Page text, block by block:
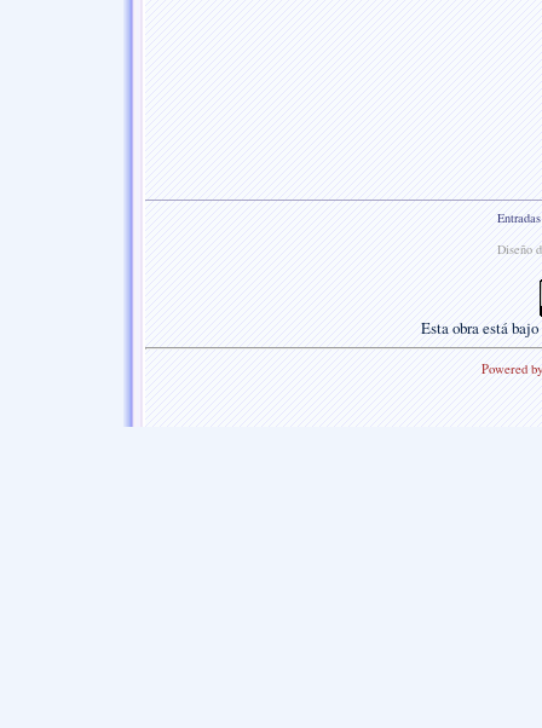
Diseño
Estaobraestá
Powered by